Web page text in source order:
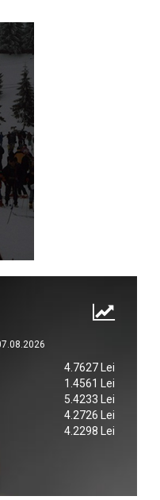
4.7627 Lei
1.4561 Lei
5.4233 Lei
4.2726 Lei
4.2298 Lei